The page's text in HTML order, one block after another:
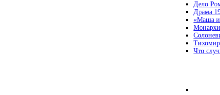
Дело
Драма
«Маша и
Что